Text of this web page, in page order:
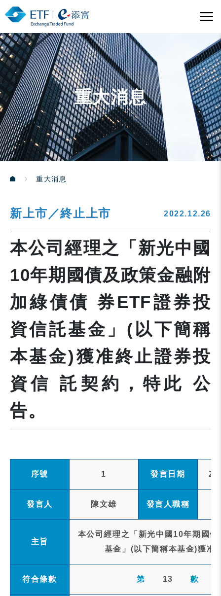
重大消息
重大消息
新上市／終止上市 2022.12.26
本公司經理之「新光中國
10年期國債及政策金融附
加綠債債 券ETF證券投
資信託基金」(以下簡稱
本基金)獲准終止證券投
資信 託契約，特此 公
告。
序號 1 發言日期
發言人 陳文雄 發言人職稱
主旨
本公司經理之「新光中國10年期國
基金」(以下簡稱本基金)獲准
符合條款 第 13 款